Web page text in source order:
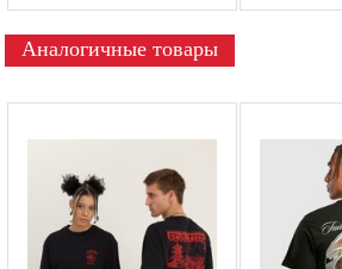
Аналогичные товары